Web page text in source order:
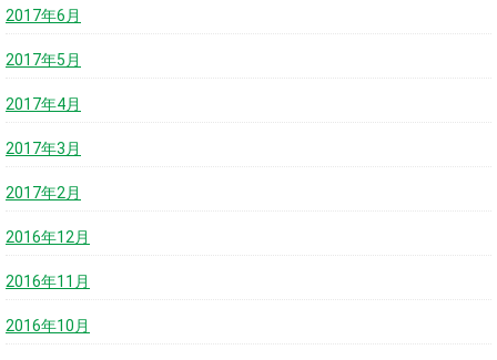
2017年6月
2017年5月
2017年4月
2017年3月
2017年2月
2016年12月
2016年11月
2016年10月